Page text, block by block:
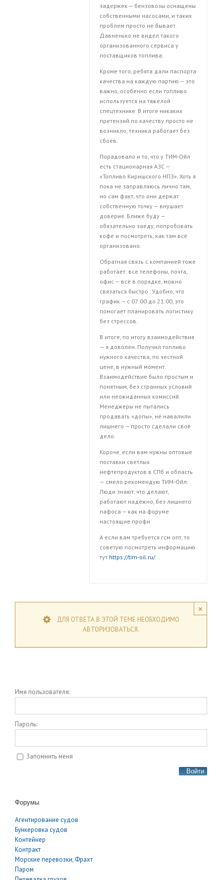
задержек — бензовозы оснащены
собственными насосами, и таких
проблем просто не бывает.
Давненько не видел такого
организованного сервиса у
поставщиков топлива.
Кроме того, ребята дали паспорта
качества на каждую партию — это
важно, особенно если топливо
используется на тяжёлой
спецтехнике. В итоге никаких
претензий по качеству просто не
возникло, техника работает без
сбоев.
Порадовало и то, что у ТИМ‑Ойл
есть стационарная АЗС —
«Топливо Киришского НПЗ». Хоть я
пока не заправляюсь лично там,
но сам факт, что они держат
собственную точку — внушает
доверие. Ближе буду —
обязательно заеду, попробовать
кофе и посмотреть, как там всё
организовано.
Обратная связь с компанией тоже
работает: все телефоны, почта,
офис — всё в порядке, можно
связаться быстро . Удобно, что
график — с 07:00 до 21:00, это
помогает планировать логистику
без стрессов.
В итоге, по итогу взаимодействия
— я доволен. Получил топливо
нужного качества, по честной
цене, в нужный момент.
Взаимодействие было простым и
понятным, без странных условий
или неожиданных комиссий.
Менеджеры не пытались
продавать «допы», не навалили
лишнего — просто сделали своё
дело.
Короче, если вам нужны оптовые
поставки светлых
нефтепродуктов в СПб и область
— смело рекомендую ТИМ‑Ойл.
Люди знают, что делают,
работают надёжно, без лишнего
пафоса — как на форуме
настоящие профи.
А если вам требуется гсм опт, то
советую посмотреть информацию
тут https://tim-oil.ru/.
×
ДЛЯ ОТВЕТА В ЭТОЙ ТЕМЕ НЕОБХОДИМО
АВТОРИЗОВАТЬСЯ.
Имя пользователя:
Пароль:
Запомнить меня
Войти
Форумы
Агентирование судов
Бункеровка судов
Контейнер
Контракт
Морские перевозки, Фрахт
Паром